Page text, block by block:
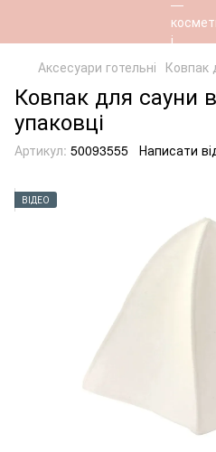
Аксесуари готельні Ковпак
Ковпак для сауни
упаковці
Артикул: 50093555 Написати
ВІДЕО